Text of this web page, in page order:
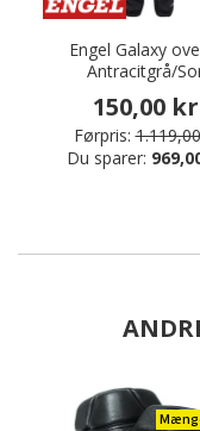
Engel Galaxy
Antracitgrå/
150,00
Førpris:
Du sparer: